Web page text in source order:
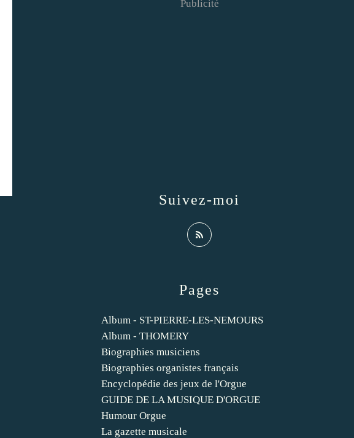
Pages
Album - ST-PIERRE-LES-NEMOURS
Album - THOMERY
Biographies musiciens
Biographies organistes français
Encyclopédie des jeux de l'Orgue
GUIDE DE LA MUSIQUE D'ORGUE
Humour Orgue
La gazette musicale
Suivez-moi
Publicité